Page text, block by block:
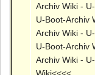
Archiv Wiki -
U-Boot-Archiv
Archiv Wiki -
U-Boot-Archiv
Archiv Wiki -